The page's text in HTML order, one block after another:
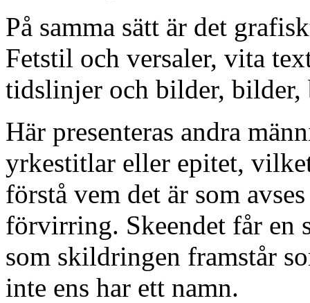
På samma sätt är det
Fetstil och versaler, vita
tidslinjer och bilder, bilder,
Här presenteras andra
yrkestitlar eller epitet,
förstå vem det är som
förvirring. Skeendet får en
som skildringen framstår
inte ens har ett namn.